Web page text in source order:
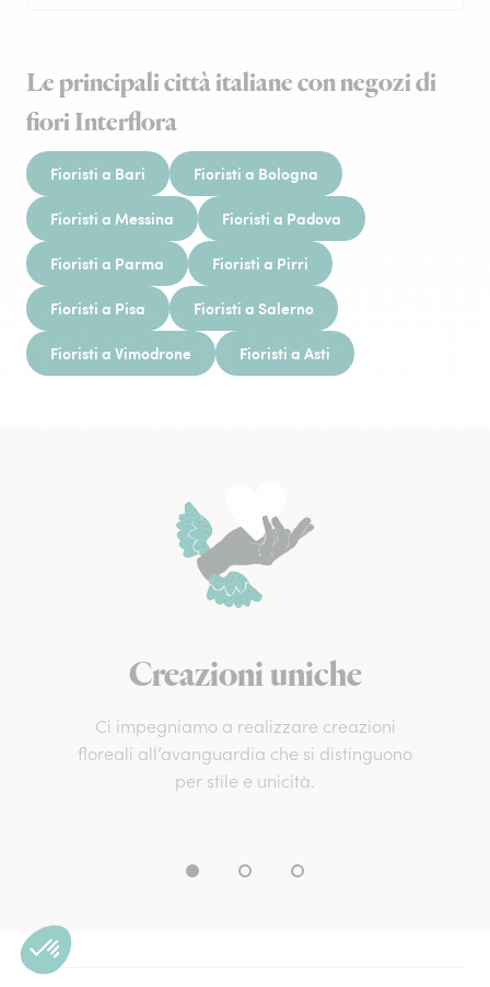
Le principali città italiane con negozi di
fiori Interflora
Fioristi a Bari Fioristi a Bologna
Fioristi a Messina Fioristi a Padova
Fioristi a Parma Fioristi a Pirri
Fioristi a Pisa Fioristi a Salerno
Fioristi a Vimodrone Fioristi a Asti
Creazioni uniche
Ci impegniamo a realizzare creazioni
floreali all’avanguardia che si distinguono
per stile e unicità.